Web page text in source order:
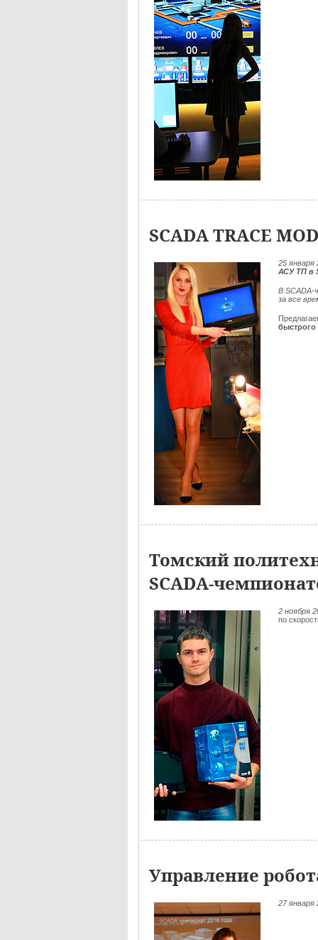
SCADA TRACE
25 января
АСУ ТП в
В SCADA-
за все
быстрого
Томский
SCADA-
2 ноября
по
Управление
27января